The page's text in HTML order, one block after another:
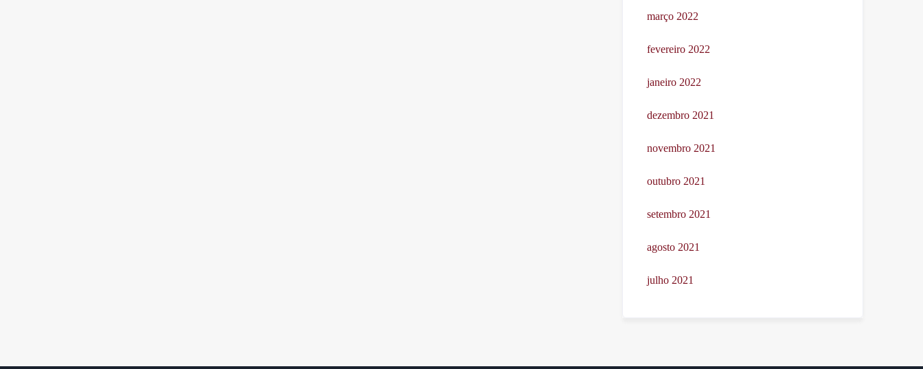
março 2022
fevereiro 2022
janeiro 2022
dezembro 2021
novembro 2021
outubro 2021
setembro 2021
agosto 2021
julho 2021